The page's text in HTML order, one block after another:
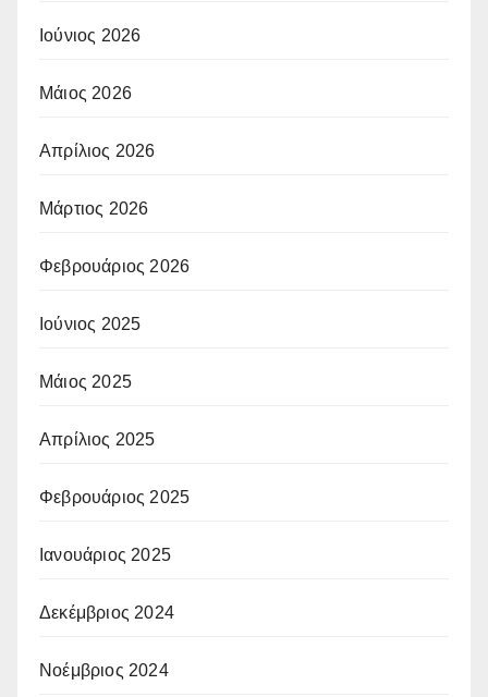
Ιούνιος 2026
Μάιος 2026
Απρίλιος 2026
Μάρτιος 2026
Φεβρουάριος 2026
Ιούνιος 2025
Μάιος 2025
Απρίλιος 2025
Φεβρουάριος 2025
Ιανουάριος 2025
Δεκέμβριος 2024
Νοέμβριος 2024